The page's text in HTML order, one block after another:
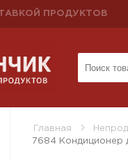
ПРОДУКТОВ
Главная
7684 Кондиционер